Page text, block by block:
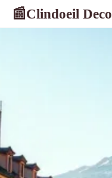
📰Clindoeil Deco